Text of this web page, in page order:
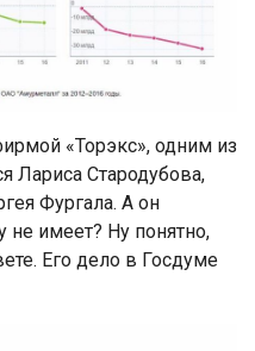
«Торэкс», одним из
Лариса Стародубова,
Фургала. А он
не имеет? Ну понятно,
Его дело в Госдуме